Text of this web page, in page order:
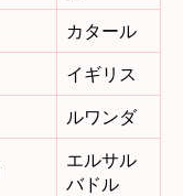
カタール
イギリス
ルワンダ
エルサル
バドル